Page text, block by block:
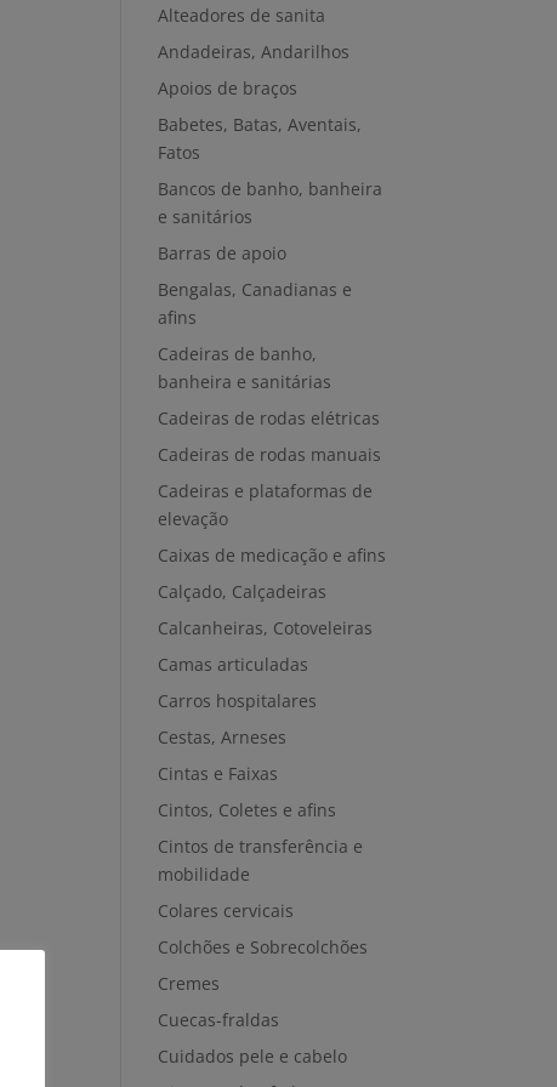
Alteadores de sanita
Andadeiras, Andarilhos
Apoios de braços
Babetes, Batas, Aventais,
Fatos
Bancos de banho, banheira
e sanitários
Barras de apoio
Bengalas, Canadianas e
afins
Cadeiras de banho,
banheira e sanitárias
Cadeiras de rodas elétricas
Cadeiras de rodas manuais
Cadeiras e plataformas de
elevação
Caixas de medicação e afins
Calçado, Calçadeiras
Calcanheiras, Cotoveleiras
Camas articuladas
Carros hospitalares
Cestas, Arneses
Cintas e Faixas
Cintos, Coletes e afins
Cintos de transferência e
mobilidade
Colares cervicais
Colchões e Sobrecolchões
Cremes
Cuecas-fraldas
Cuidados pele e cabelo